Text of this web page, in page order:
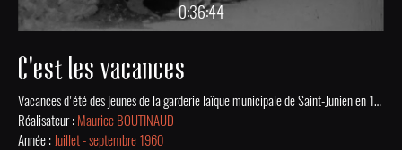
0:36:44
C'est les vacances
Vacances d'été des jeunes de la garderie laïque municipale de Saint-Junien en 1960 : visite du parc zoologique de Magnac-Laval, match de football, concours de pêche dans la Vienne, course de voitures à pédales. Film issu de la collection numérisée des Archives Municipales de St-Junien.
Réalisateur : Maurice BOUTINAUD
Année : Juillet - septembre 1960